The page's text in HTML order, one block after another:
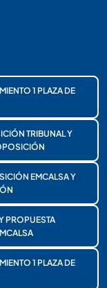
1 PLAZA DE
TRIBUNAL Y
EMCALSA Y
PROPUESTA
1 PLAZA DE